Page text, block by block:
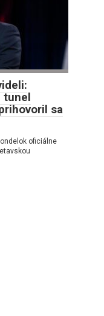
tunel
sa
oficiálne